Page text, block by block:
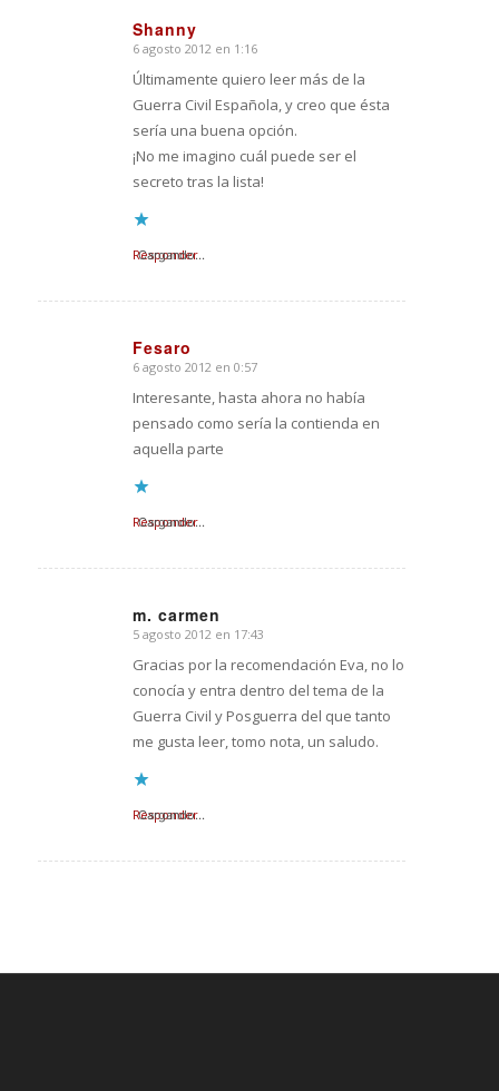
Shanny
Dice:
6 agosto 2012 en 1:16
Últimamente quiero leer más de la
Guerra Civil Española, y creo que ésta
sería una buena opción.
¡No me imagino cuál puede ser el
secreto tras la lista!
Cargando...
Responder
Fesaro
Dice:
6 agosto 2012 en 0:57
Interesante, hasta ahora no había
pensado como sería la contienda en
aquella parte
Cargando...
Responder
m. carmen
Dice:
5 agosto 2012 en 17:43
Gracias por la recomendación Eva, no lo
conocía y entra dentro del tema de la
Guerra Civil y Posguerra del que tanto
me gusta leer, tomo nota, un saludo.
Cargando...
Responder